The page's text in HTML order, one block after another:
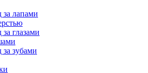
за лапами
за глазами
за зубами